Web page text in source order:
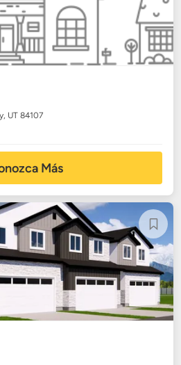
UT 84107
Más